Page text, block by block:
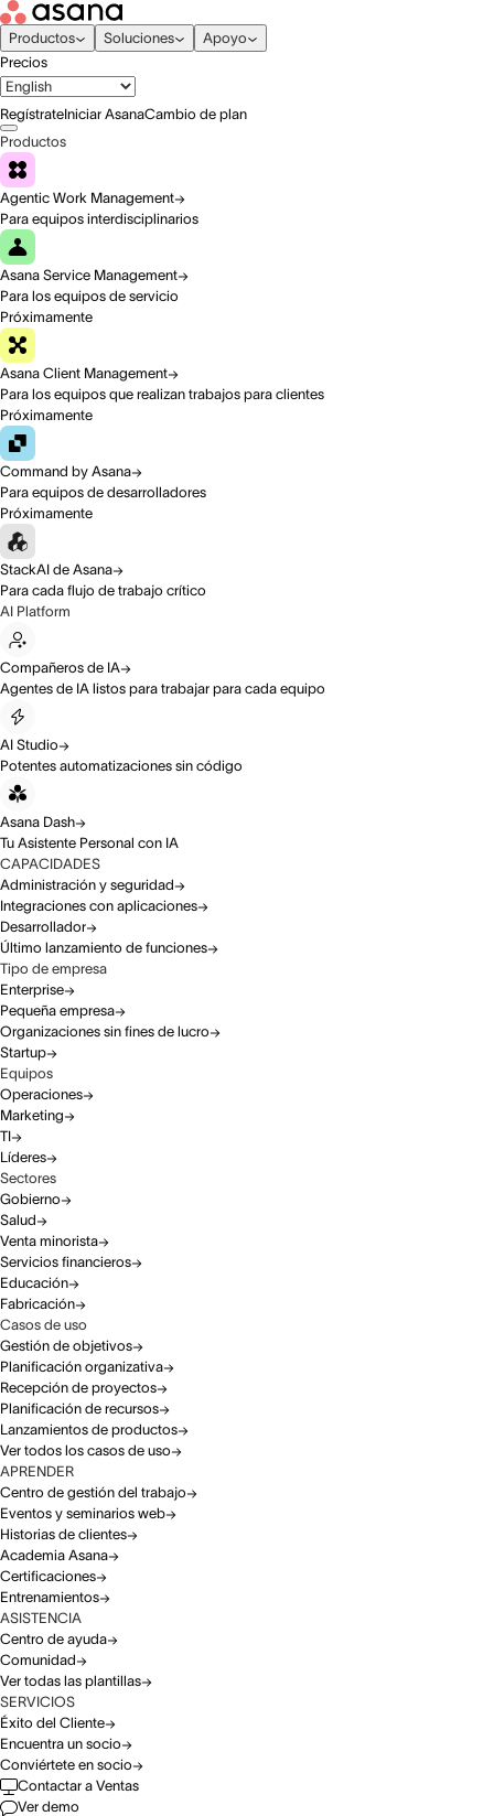
Productos Soluciones
Apoyo
Precios
RegístrateIniciar AsanaCambio de plan
Productos
Agentic Work Management
Para equipos interdisciplinarios
Asana Service Management
Para los equipos de servicio
Próximamente
Asana Client Management
Para los equipos que realizan trabajos para clientes
Próximamente
Command by Asana
Para equipos de desarrolladores
Próximamente
StackAI de Asana
Para cada flujo de trabajo crítico
AI Platform
Compañeros de IA
Agentes de IA listos para trabajar para cada equipo
AI Studio
Potentes automatizaciones sin código
Asana Dash
Tu Asistente Personal con IA
CAPACIDADES
Administración y seguridad
Integraciones con aplicaciones
Desarrollador
Último lanzamiento de funciones
Tipo de empresa
Enterprise
Pequeña empresa
Organizaciones sin fines de lucro
Startup
Equipos
Operaciones
Marketing
TI
Líderes
Sectores
Gobierno
Salud
Venta minorista
Servicios financieros
Educación
Fabricación
Casos de uso
Gestión de objetivos
Planificación organizativa
Recepción de proyectos
Planificación de recursos
Lanzamientos de productos
Ver todos los casos de uso
APRENDER
Centro de gestión del trabajo
Eventos y seminarios web
Historias de clientes
Academia Asana
Certificaciones
Entrenamientos
ASISTENCIA
Centro de ayuda
Comunidad
Ver todas las plantillas
SERVICIOS
Éxito del Cliente
Encuentra un socio
Conviértete en socio
Contactar a Ventas
Ver demo